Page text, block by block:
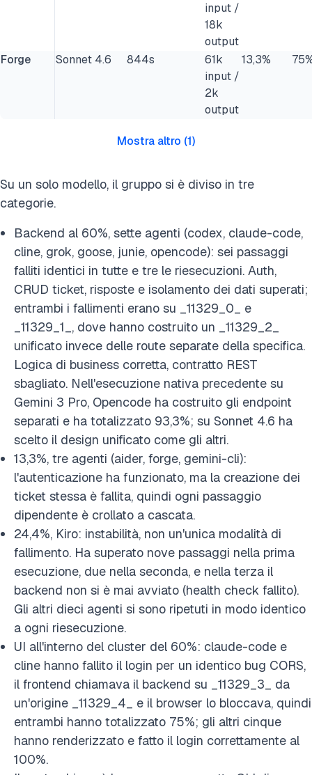
input /
18k
output
Forge Sonnet 4.6 844s
61k
input /
2k
output
13,3%
Mostra altro (1)
Su un solo modello, il gruppo si è diviso in tre
categorie.
Backend al 60%, sette agenti (codex, claude-code,
cline, grok, goose, junie, opencode): sei passaggi
falliti identici in tutte e tre le riesecuzioni. Auth,
CRUD ticket, risposte e isolamento dei dati superati;
entrambi i fallimenti erano su _11329_0_ e
_11329_1_, dove hanno costruito un _11329_2_
unificato invece delle route separate della specifica.
Logica di business corretta, contratto REST
sbagliato. Nell'esecuzione nativa precedente su
Gemini 3 Pro, Opencode ha costruito gli endpoint
separati e ha totalizzato 93,3%; su Sonnet 4.6 ha
scelto il design unificato come gli altri.
13,3%, tre agenti (aider, forge, gemini-cli):
l'autenticazione ha funzionato, ma la creazione dei
ticket stessa è fallita, quindi ogni passaggio
dipendente è crollato a cascata.
24,4%, Kiro: instabilità, non un'unica modalità di
fallimento. Ha superato nove passaggi nella prima
esecuzione, due nella seconda, e nella terza il
backend non si è mai avviato (health check fallito).
Gli altri dieci agenti si sono ripetuti in modo identico
a ogni riesecuzione.
UI all'interno del cluster del 60%: claude-code e
cline hanno fallito il login per un identico bug CORS,
il frontend chiamava il backend su _11329_3_ da
un'origine _11329_4_ e il browser lo bloccava, quindi
entrambi hanno totalizzato 75%; gli altri cinque
hanno renderizzato e fatto il login correttamente al
100%.